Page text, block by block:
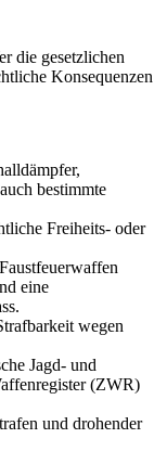
die gesetzlichen
Konsequenzen
bestimmte
Freiheits- oder
Faustfeuerwaffen
eine
wegen
Jagd- und
(ZWR)
und drohender